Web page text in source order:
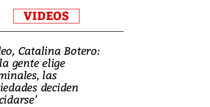
VIDEOS
Catalina Botero:
gente elige
las
deciden